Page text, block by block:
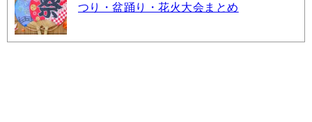
つり・盆踊り・花火大会まとめ